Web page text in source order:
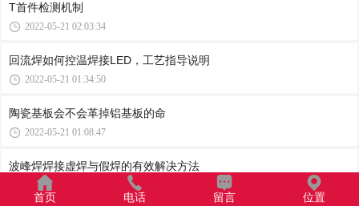
T首件检测机制
2022-05-21 02:03:34
回流焊如何控温焊接LED，工艺指导说明
2022-05-21 01:34:50
陶瓷基板会不会革掉铝基板的命
2022-05-21 01:08:47
波峰焊焊接虚焊与假焊的有效解决方法
2022-05-21 00:53:46
首页 电话 留言 位置